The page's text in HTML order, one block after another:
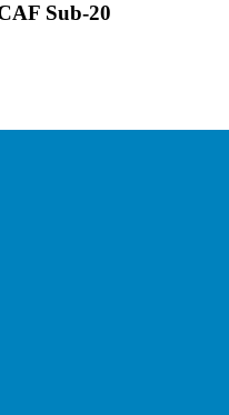
Sub-20